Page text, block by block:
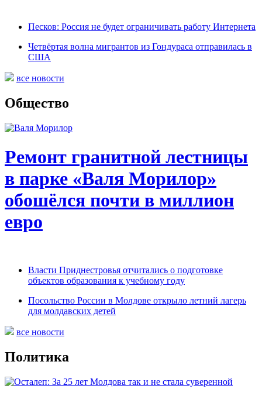
Песков: Россия не будет ограничивать работу Интернета
Четвёртая волна мигрантов из Гондураса отправилась в
США
все новости
Общество
Ремонт гранитной лестницы
в парке «Валя Морилор»
обошёлся почти в миллион
евро
Власти Приднестровья отчитались о подготовке
объектов образования к учебному году
Посольство России в Молдове открыло летний лагерь
для молдавских детей
все новости
Политика